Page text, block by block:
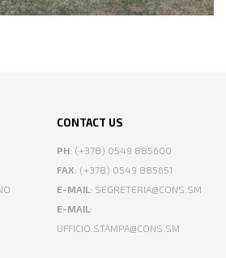
CONTACT US
PH: (+378) 0549 885600
FAX: (+378) 0549 885651
E-MAIL: SEGRETERIA@CONS.SM
E-MAIL:
UFFICIO.STAMPA@CONS.SM